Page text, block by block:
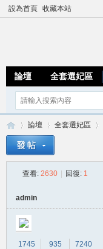
設為首頁 收藏本站
論壇 全套選妃區
論壇
›
全套選妃區
查看: 2630 回復: 1
admin
1745
935
7240